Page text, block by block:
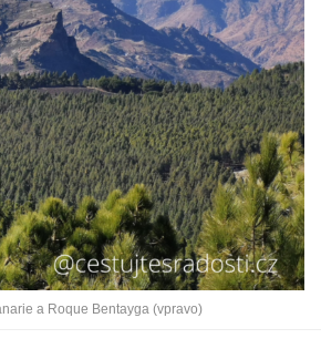
a Roque Bentayga (vpravo)